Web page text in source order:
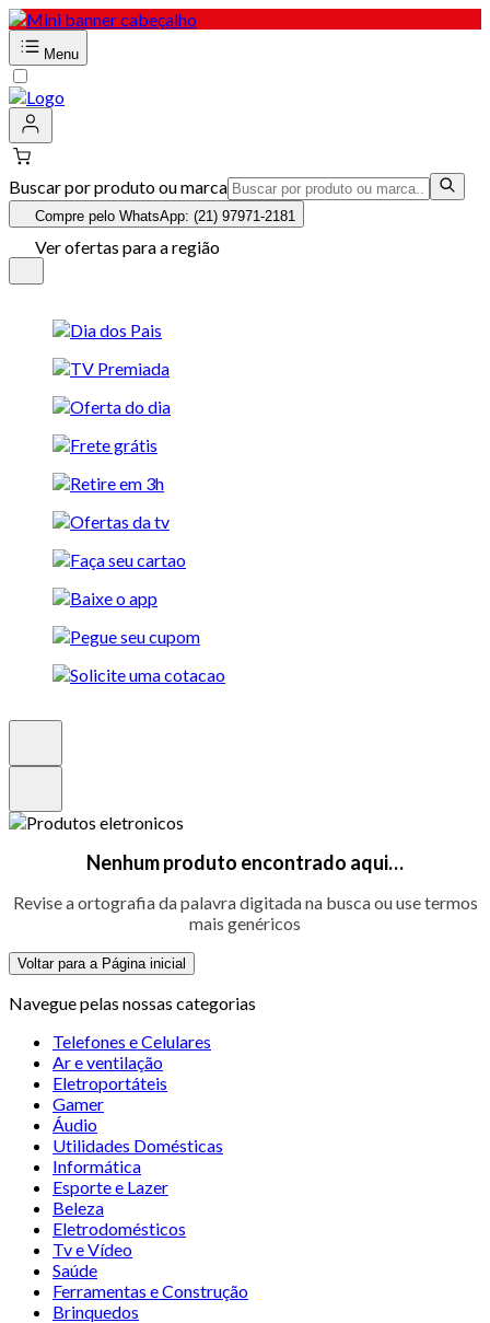
Menu
Buscar por produto ou marca
Compre pelo WhatsApp: (21) 97971-2181
Ver ofertas para a região
Nenhum produto encontrado aqui…
Revise a ortografia da palavra digitada na busca ou use termos
mais genéricos
Voltar para a Página inicial
Navegue pelas nossas categorias
Telefones e Celulares
Ar e ventilação
Eletroportáteis
Gamer
Áudio
Utilidades Domésticas
Informática
Esporte e Lazer
Beleza
Eletrodomésticos
Tv e Vídeo
Saúde
Ferramentas e Construção
Brinquedos